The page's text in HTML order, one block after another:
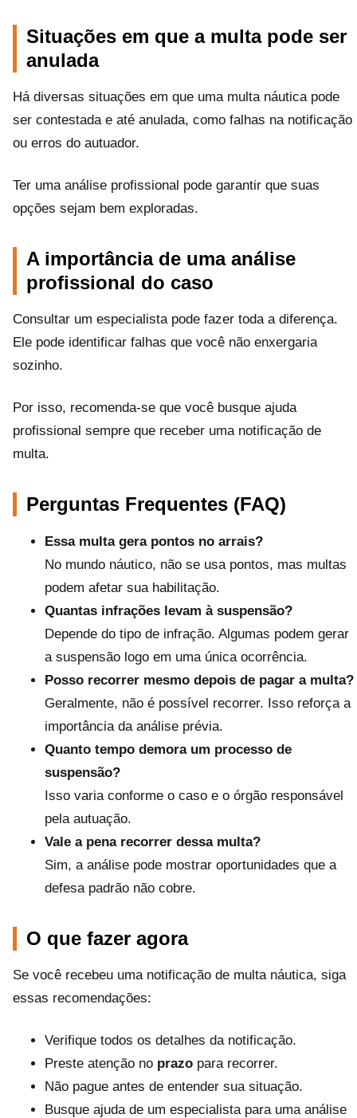
Situações em que a multa pode ser
anulada
Há diversas situações em que uma multa náutica pode
ser contestada e até anulada, como falhas na notificação
ou erros do autuador.
Ter uma análise profissional pode garantir que suas
opções sejam bem exploradas.
A importância de uma análise
profissional do caso
Consultar um especialista pode fazer toda a diferença.
Ele pode identificar falhas que você não enxergaria
sozinho.
Por isso, recomenda-se que você busque ajuda
profissional sempre que receber uma notificação de
multa.
Perguntas Frequentes (FAQ)
Essa multa gera pontos no arrais?
No mundo náutico, não se usa pontos, mas multas
podem afetar sua habilitação.
Quantas infrações levam à suspensão?
Depende do tipo de infração. Algumas podem gerar
a suspensão logo em uma única ocorrência.
Posso recorrer mesmo depois de pagar a multa?
Geralmente, não é possível recorrer. Isso reforça a
importância da análise prévia.
Quanto tempo demora um processo de
suspensão?
Isso varia conforme o caso e o órgão responsável
pela autuação.
Vale a pena recorrer dessa multa?
Sim, a análise pode mostrar oportunidades que a
defesa padrão não cobre.
O que fazer agora
Se você recebeu uma notificação de multa náutica, siga
essas recomendações:
Verifique todos os detalhes da notificação.
Preste atenção no prazo para recorrer.
Não pague antes de entender sua situação.
Busque ajuda de um especialista para uma análise